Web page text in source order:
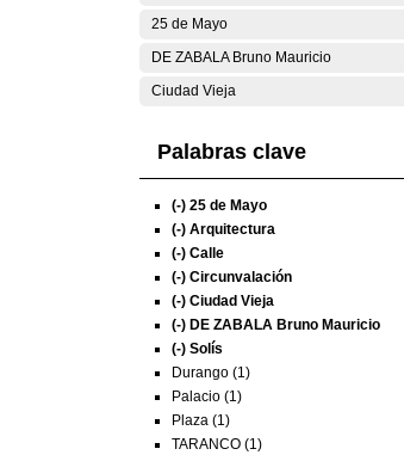
25 de Mayo
DE ZABALA Bruno Mauricio
Ciudad Vieja
Palabras clave
(-) 25 de Mayo
(-) Arquitectura
(-) Calle
(-) Circunvalación
(-) Ciudad Vieja
(-) DE ZABALA Bruno Mauricio
(-) Solís
Durango (1)
Palacio (1)
Plaza (1)
TARANCO (1)